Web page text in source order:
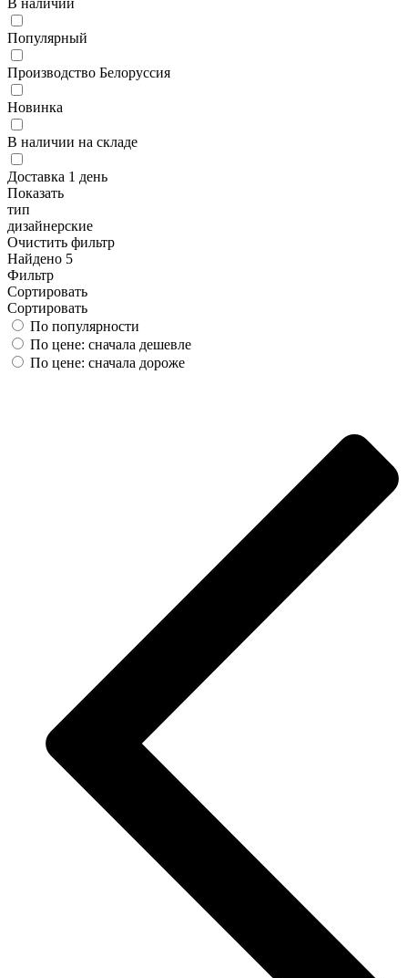
В наличии
Популярный
Производство Белоруссия
Новинка
В наличии на складе
Доставка 1 день
Показать
тип
дизайнерские
Очистить фильтр
Найдено 5
Фильтр
Сортировать
Сортировать
По популярности
По цене: сначала дешевле
По цене: сначала дороже